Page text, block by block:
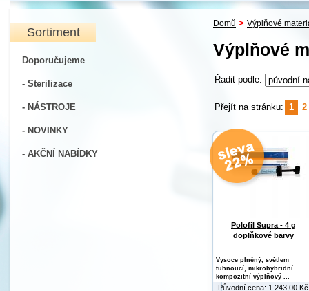
Sortiment
Doporučujeme
- Sterilizace
- NÁSTROJE
- NOVINKY
- AKČNÍ NABÍDKY
Domů > Výplňové
Výplňové
Řadit podle:
Přejít na stránku: 1 2
Polofil Supra - 4 g
doplňkové barvy
Vysoce plněný, světlem
tuhnoucí, mikrohybridní
kompozitní výplňový ...
Původní cena: 1 243,00 Kč